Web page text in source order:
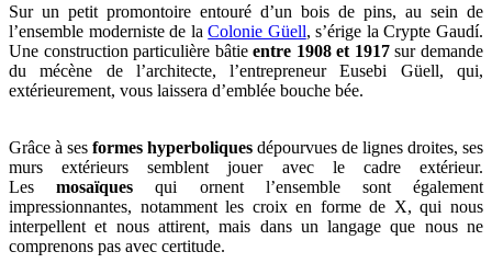
Sur un petit promontoire entouré d’un bois de pins, au sein de
l’ensemble moderniste de laColonie Güell, s’érige la Crypte Gaudí.
Une construction particulière bâtieentre 1908 et 1917sur demande
du mécène de l’architecte, l’entrepreneur Eusebi Güell, qui,
extérieurement, vous laissera d’emblée bouche bée.
Grâce à ses formes hyperboliques dépourvues de lignes droites, ses
murs extérieurs semblent jouer avec le cadre extérieur.
Lesmosaïques qui ornent l’ensemble sont également
impressionnantes, notamment les croix en forme de X, qui nous
interpellent et nous attirent, mais dans un langage que nous ne
comprenons pas avec certitude.